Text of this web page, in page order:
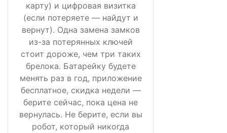
карту) и цифровая визитка
(если потеряете — найдут и
вернут). Одна замена замков
из-за потерянных ключей
стоит дороже, чем три таких
брелока. Батарейку будете
менять раз в год, приложение
бесплатное, скидка недели —
берите сейчас, пока цена не
вернулась. Не берите, если вы
робот, который никогда